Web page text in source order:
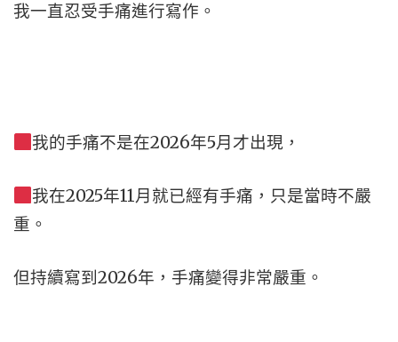
我一直忍受手痛進行寫作。
我的手痛不是在2026年5月才出現，
我在2025年11月就已經有手痛， 只是當時不嚴
重。
但持續寫到2026年， 手痛變得非常嚴重。